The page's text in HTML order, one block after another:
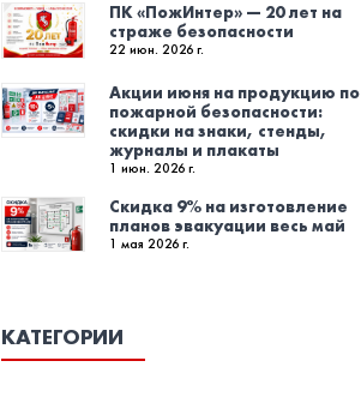
ПК «ПожИнтер» — 20 лет на
страже безопасности
22 июн. 2026 г.
Акции июня на продукцию по
пожарной безопасности:
скидки на знаки, стенды,
журналы и плакаты
1 июн. 2026 г.
Скидка 9% на изготовление
планов эвакуации весь май
1 мая 2026 г.
КАТЕГОРИИ